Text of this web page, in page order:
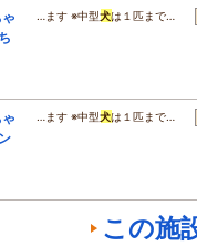
…ます ※中型犬は１匹まで…
…ます ※中型犬は１匹まで…
この施